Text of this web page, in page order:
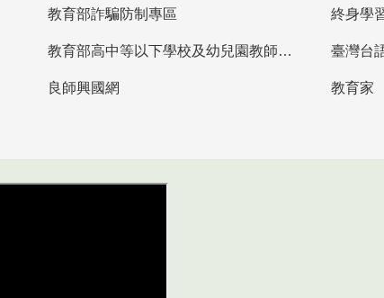
教育部詐騙防制專區 終身學
教育部高中等以下學校及幼兒園教師資格檢定考試 臺灣台
良師興國網 教育家